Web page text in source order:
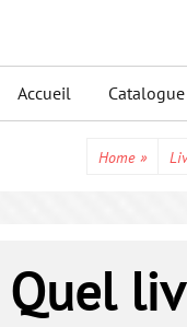
Accueil
Home »
Quel